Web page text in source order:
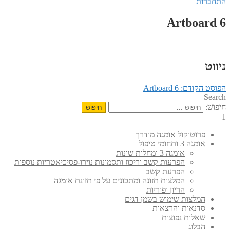
Artboard 6
ניווט
הפוסט הקודם: Artboard 6
Search
חיפוש:
1
פרוטוקול אומגה מודרך
אומגה 3 ותחומי טיפול
אומגה 3 ומחלות שונות
הפרעות קשב וריכוז ותסמונות נוירו-פסיכיאטריות נוספות
הפרעת קשב
המלצות תזונה ומתכונים על פי תזונת אומגה
הריון ופוריות
המלצות שימוש בשמן דגים
סדנאות והרצאות
שאלות נפוצות
הבלוג